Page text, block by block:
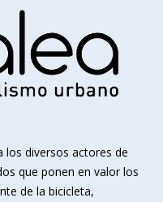
los diversos actores de
que ponen en valor los
de la bicicleta,